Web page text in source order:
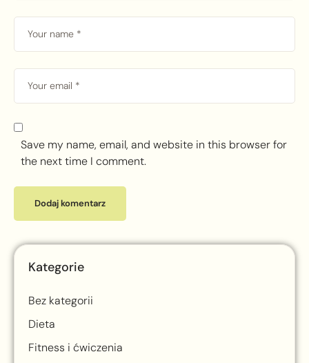
Save my name, email, and website in this browser for
the next time I comment.
Kategorie
Bez kategorii
Dieta
Fitness i ćwiczenia